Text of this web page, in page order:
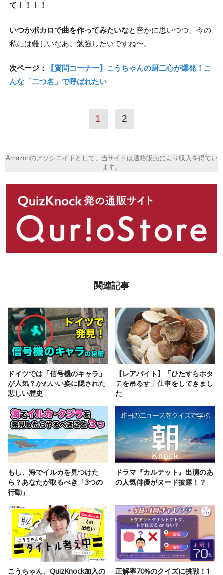
て！！！！
いつかボカロで曲を作ってみたいなと密かに思いつつ、今の
私には難しいなあ。勉強したいですね〜。
次ページ：
【質問コーナー】こうちゃんの厨二心が爆発！こ
んな「二つ名」で呼ばれたい
1 2
Amazonのアソシエイトとして、当サイトは適格販売により収入を得てい
ます。
関連記事
ドイツでは「信号機のキャラ」
が人気？かわいい姿に隠された
悲しい歴史
【レアバイト】「ひたすらホタ
テを吊るす」仕事をしてきまし
た
もし、海でイルカを見つけた
ら？あなたが取るべき「3つの
行動」
ドラマ『カルテット』出演のあ
の人気俳優がヌード披露！？
こうちゃん、QuizKnock加入の
正解率70%のクイズに挑戦！1